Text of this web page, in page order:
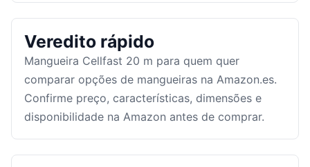
Veredito rápido
Mangueira Cellfast 20 m para quem quer
comparar opções de mangueiras na Amazon.es.
Confirme preço, características, dimensões e
disponibilidade na Amazon antes de comprar.